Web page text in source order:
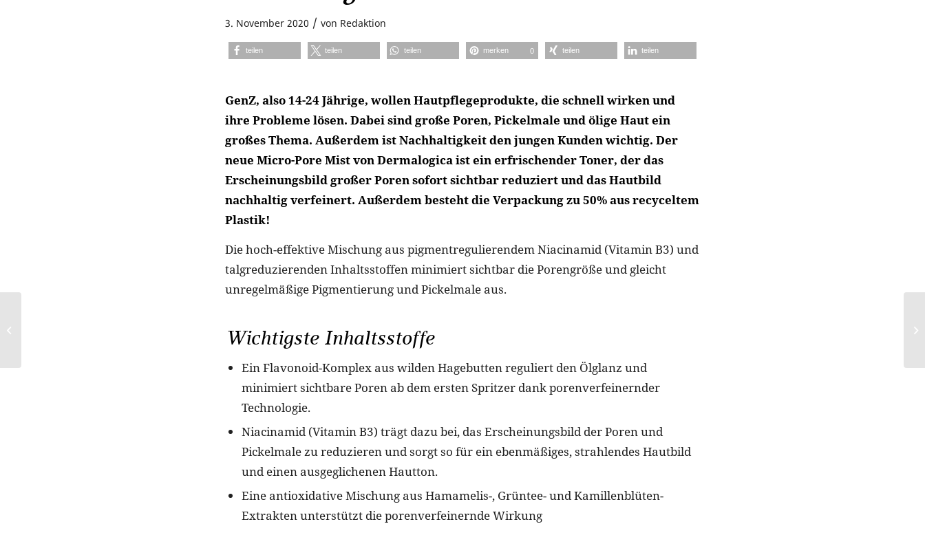
3. November 2020 / von Redaktion
teilen teilen teilen merken 0 teilen teilen
GenZ, also 14-24 Jährige, wollen Hautpflegeprodukte, die schnell wirken und
ihre Probleme lösen. Dabei sind große Poren, Pickelmale und ölige Haut ein
großes Thema. Außerdem ist Nachhaltigkeit den jungen Kunden wichtig. Der
neue Micro-Pore Mist von Dermalogica ist ein erfrischender Toner, der das
Erscheinungsbild großer Poren sofort sichtbar reduziert und das Hautbild
nachhaltig verfeinert. Außerdem besteht die Verpackung zu 50% aus recyceltem
Plastik!
Die hoch-effektive Mischung aus pigmentregulierendem Niacinamid (Vitamin B3) und
talgreduzierenden Inhaltsstoffen minimiert sichtbar die Porengröße und gleicht
unregelmäßige Pigmentierung und Pickelmale aus.
Wichtigste Inhaltsstoffe
Ein Flavonoid-Komplex aus wilden Hagebutten reguliert den Ölglanz und
minimiert sichtbare Poren ab dem ersten Spritzer dank porenverfeinernder
Technologie.
Niacinamid (Vitamin B3) trägt dazu bei, das Erscheinungsbild der Poren und
Pickelmale zu reduzieren und sorgt so für ein ebenmäßiges, strahlendes Hautbild
und einen ausgeglichenen Hautton.
Eine antioxidative Mischung aus Hamamelis-, Grüntee- und Kamillenblüten-
Extrakten unterstützt die porenverfeinernde Wirkung